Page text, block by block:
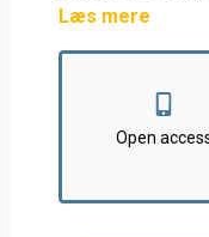
Institut:Institut
Læs mere
Open